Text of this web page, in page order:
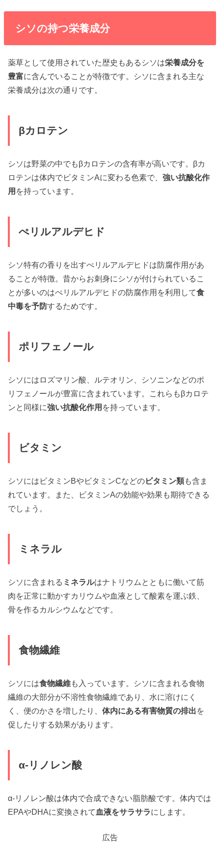
シソの持つ栄養成分
薬草として使用されていた歴史もあるシソは栄養成分を
豊富に含んでいることが特徴です。シソに含まれる主な
栄養成分は次の通りです。
βカロテン
シソは野菜の中でもβカロテンの含有率が高いです。βカ
ロテンは体内でビタミンAに変わる色素で、強い抗酸化作
用 を持っています。
ぺリルアルデヒド
シソ特有の香りを出すぺリルアルデヒドは防腐作用があ
ることが特徴。昔からお刺身にシソが付けられているこ
とが多いのはぺリルアルデヒドの防腐作用を利用して食
中毒を予防するためです。
ポリフェノール
シソにはロズマリン酸、ルテオリン、シソニンなどのポ
リフェノールが豊富に含まれています。これらもβカロテ
ンと同様に強い抗酸化作用 を持っています。
ビタミン
シソにはビタミンBやビタミンCなどのビタミン類も含ま
れています。また、ビタミンAの効能や効果も期待できる
でしょう。
ミネラル
シソに含まれる ミネラルはナトリウムとともに働いて筋
肉を正常に動かすカリウムや血液として酸素を運ぶ鉄、
骨を作るカルシウムなどです。
食物繊維
シソには食物繊維も入っています。シソに含まれる食物
繊維の大部分が不溶性食物繊維であり、水に溶けにく
く、便のかさを増したり、体内にある有害物質の排出を
促したりする効果があります。
α-リノレン酸
α-リノレン酸は体内で合成できない脂肪酸です。体内では
EPAやDHAに変換されて 血液をサラサラにします。
広告